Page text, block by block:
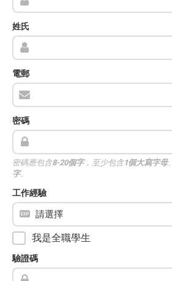
姓氏
電郵
密碼
密碼應包含8-20個字，至少包含1個大寫字母、
字。
工作經驗
我是全職學生
驗證碼